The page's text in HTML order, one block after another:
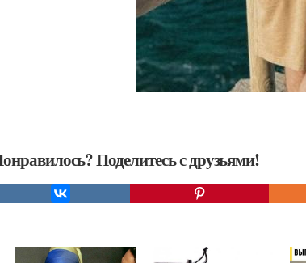
Поделитесь с друзьями!